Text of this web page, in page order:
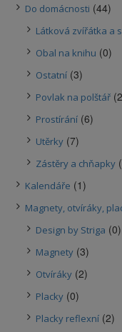
Do domácnosti (44)
Látková zvířátka a
Obal na knihu (0)
Ostatní (3)
Povlak na polštář
Prostírání (6)
Utěrky (7)
Zástěry a chňapky
Kalendáře (1)
Magnety, otvíráky,
Design by Striga (0)
Magnety (3)
Otvíráky (2)
Placky (0)
Placky reflexní (2)